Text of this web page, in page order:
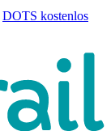
DOTS kostenlos